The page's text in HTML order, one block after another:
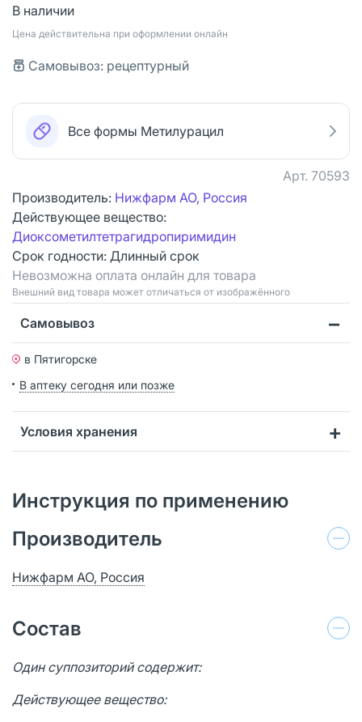
В наличии
Цена действительна при оформлении онлайн
Самовывоз: рецептурный
Все формы Метилурацил
Арт. 70593
Производитель: Нижфарм АО, Россия
Действующее вещество:
Диоксометилтетрагидропиримидин
Срок годности: Длинный срок
Невозможна оплата онлайн для товара
Bнешний вид товара может отличаться от изображённого
Самовывоз
в Пятигорске
В аптеку сегодня или позже
Условия хранения
Инструкция по применению
Производитель
Нижфарм АО, Россия
Состав
Один суппозиторий содержит:
Действующее вещество: